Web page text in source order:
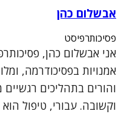
אבשלום כהן
פסיכותרפיסט
אני אבשלום כהן,
אמנויות בפסיכודרמה,
והורים בתהליכים
וקשובה. עבורי, טיפול